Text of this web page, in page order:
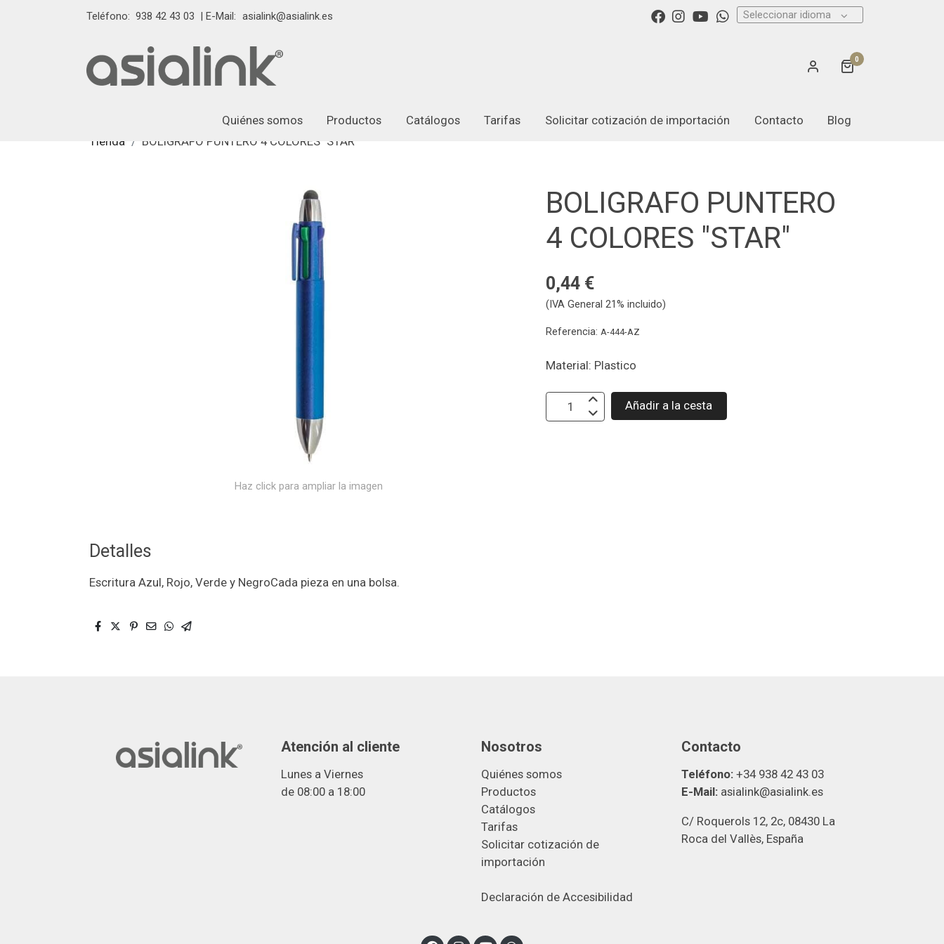
Teléfono: 938 42 43 03 | E-Mail: asialink@asialink.es Seleccionar idioma
0
Quiénes somos Productos Catálogos Tarifas Solicitar cotización de importación Contacto
Blog
Tienda
BOLIGRAFO PUNTERO 4 COLORES "STAR"
Haz click para ampliar la imagen
Detalles
Escritura Azul, Rojo, Verde y NegroCada pieza en una bolsa.
BOLIGRAFO PUNTERO
4 COLORES "STAR"
0,44 €
(IVA General 21% incluido)
Referencia:A-444-AZ
Material: Plastico
Añadir a la cesta
Atención al cliente
Lunes a Viernes
de 08:00 a 18:00
Nosotros
Quiénes somos
Productos
Catálogos
Tarifas
Solicitar cotización de
importación
Declaración de Accesibilidad
Contacto
Teléfono: +34 938 42 43 03
E-Mail: asialink@asialink.es
C/ Roquerols 12, 2c, 08430 La
Roca del Vallès, España